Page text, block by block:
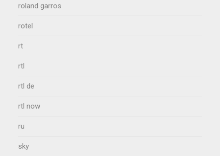
roland garros
rotel
rt
rtl
rtl de
rtl now
ru
sky